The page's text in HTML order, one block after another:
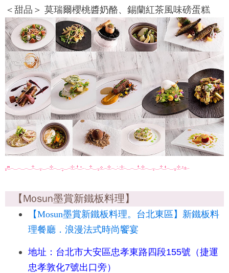
＜甜品＞ 莫瑞爾櫻桃醬奶酪、錫蘭紅茶風味磅蛋糕
【Mosun墨賞新鐵板料理】
【Mosun墨賞新鐵板料理。台北東區】新鐵板料
理餐廳．浪漫法式時尚饗宴
地址：台北市大安區忠孝東路四段155號（捷運
忠孝敦化7號出口旁）